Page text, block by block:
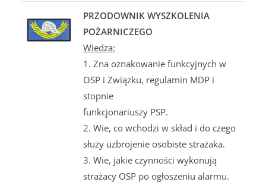
PRZODOWNIK WYSZKOLENIA
POŻARNICZEGO
Wiedza:
1. Zna oznakowanie funkcyjnych w
OSP i Związku, regulamin MDP i
stopnie
funkcjonariuszy PSP.
2. Wie, co wchodzi w skład i do czego
służy uzbrojenie osobiste strażaka.
3. Wie, jakie czynności wykonują
strażacy OSP po ogłoszeniu alarmu.